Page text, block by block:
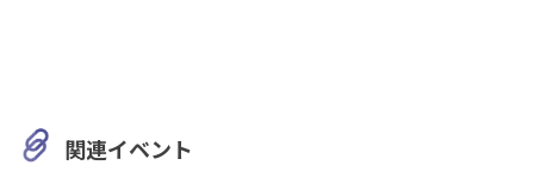
関連イベント